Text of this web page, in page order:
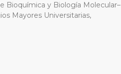
Bioquímica y Biología Molecular–
Mayores Universitarias,